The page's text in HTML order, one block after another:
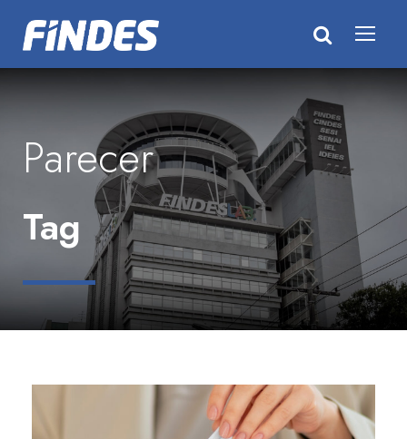
Parecer
Tag